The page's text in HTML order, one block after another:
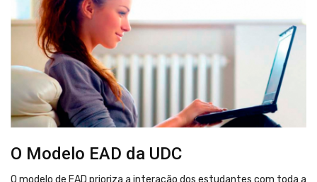
O Modelo EAD da UDC